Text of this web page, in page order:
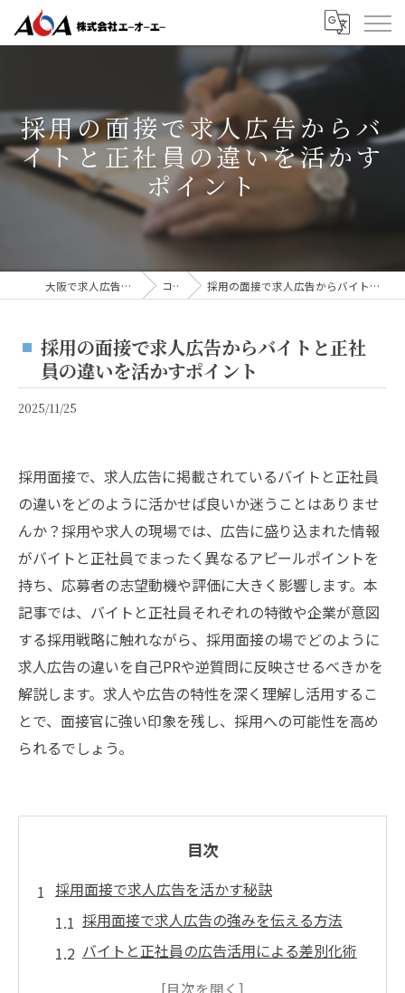
採用の面接で求人広告からバ
イトと正社員の違いを活かす
ポイント
大阪で求人広告なら株式会社AOA コラム 採用の面接で求人広告からバイトと正社員の違いを活かすポイント
採用の面接で求人広告からバイトと正社
員の違いを活かすポイント
2025/11/25
採用面接で、求人広告に掲載されているバイトと正社員
の違いをどのように活かせば良いか迷うことはありませ
んか？採用や求人の現場では、広告に盛り込まれた情報
がバイトと正社員でまったく異なるアピールポイントを
持ち、応募者の志望動機や評価に大きく影響します。本
記事では、バイトと正社員それぞれの特徴や企業が意図
する採用戦略に触れながら、採用面接の場でどのように
求人広告の違いを自己PRや逆質問に反映させるべきかを
解説します。求人や広告の特性を深く理解し活用するこ
とで、面接官に強い印象を残し、採用への可能性を高め
られるでしょう。
目次
採用面接で求人広告を活かす秘訣
採用面接で求人広告の強みを伝える方法
バイトと正社員の広告活用による差別化術
求人広告が採用面接で果たす役割を知る